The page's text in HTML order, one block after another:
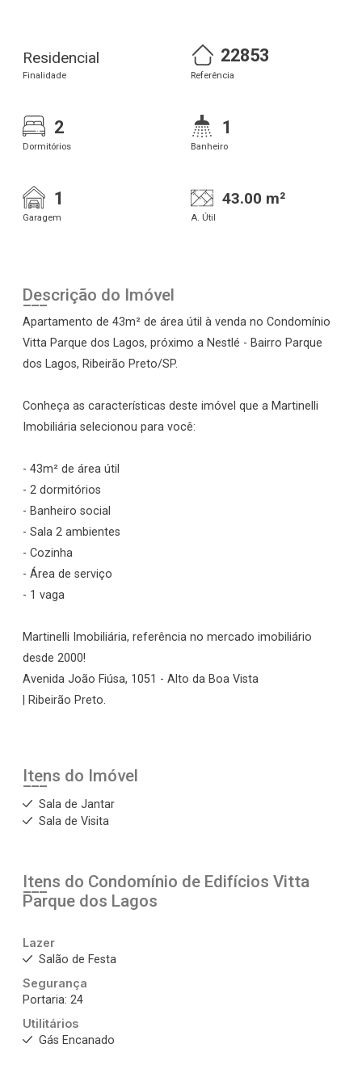
Residencial
Finalidade
22853
Referência
2
Dormitórios
1
Banheiro
1
Garagem
43.00 m²
A. Útil
Descrição do Imóvel
Apartamento de 43m² de área útil à venda no Condomínio
Vitta Parque dos Lagos, próximo a Nestlé - Bairro Parque
dos Lagos, Ribeirão Preto/SP.
Conheça as características deste imóvel que a Martinelli
Imobiliária selecionou para você:
- 43m² de área útil
- 2 dormitórios
- Banheiro social
- Sala 2 ambientes
- Cozinha
- Área de serviço
- 1 vaga
Martinelli Imobiliária, referência no mercado imobiliário
desde 2000!
Avenida João Fiúsa, 1051 - Alto da Boa Vista
| Ribeirão Preto.
Itens do Imóvel
Sala de Jantar
Sala de Visita
Itens do Condomínio de Edifícios Vitta
Parque dos Lagos
Lazer
Salão de Festa
Segurança
Portaria: 24
Utilitários
Gás Encanado